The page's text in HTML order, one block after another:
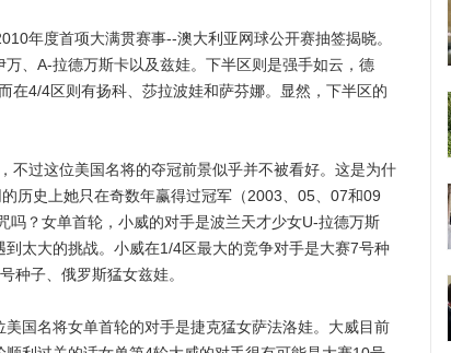
年度首项大满贯赛事--澳大利亚网球公开赛抽签揭晓。
、A-拉德万斯卡以及兹娃。下半区则是强手如云，德
在4/4区则有扬科、莎拉波娃和萨芬娜。显然，下半区的
过这位美国名将的夺冠前景似乎并不被看好。这是为什
历史上她只在奇数年赢得过冠军（2003、05、07和09
吗？女单首轮，小威的对手是波兰天才少女U-拉德万斯
太大的挑战。小威在1/4区最大的竞争对手是大赛7号种
种子、俄罗斯猛女兹娃。
名将女单首轮的对手是捷克猛女萨法洛娃。大威目前